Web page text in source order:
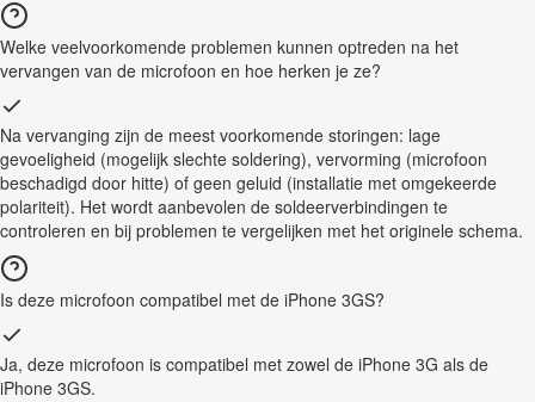
Welke veelvoorkomende problemen kunnen optreden na het
vervangen van de microfoon en hoe herken je ze?
Na vervanging zijn de meest voorkomende storingen: lage
gevoeligheid (mogelijk slechte soldering), vervorming (microfoon
beschadigd door hitte) of geen geluid (installatie met omgekeerde
polariteit). Het wordt aanbevolen de soldeerverbindingen te
controleren en bij problemen te vergelijken met het originele schema.
Is deze microfoon compatibel met de iPhone 3GS?
Ja, deze microfoon is compatibel met zowel de iPhone 3G als de
iPhone 3GS.